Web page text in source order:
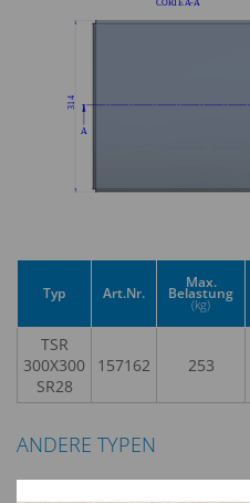
Typ Art.Nr.
Max.
Belastung
(kg)
TSR
300X300
SR28
157162 253
ANDERE TYPEN